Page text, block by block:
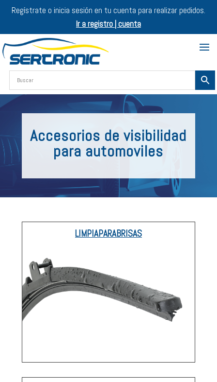
Regístrate o inicia sesión en tu cuenta para realizar pedidos.
Ir a registro | cuenta
Accesorios de visibilidad
para automoviles
LIMPIAPARABRISAS